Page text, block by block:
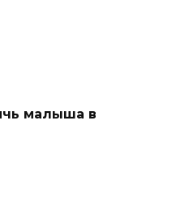
малыша в